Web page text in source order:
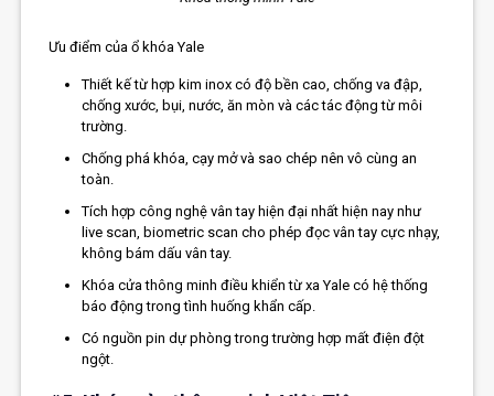
Ưu điểm của ổ khóa Yale
Thiết kế từ hợp kim inox có độ bền cao, chống va đập,
chống xước, bụi, nước, ăn mòn và các tác động từ môi
trường.
Chống phá khóa, cạy mở và sao chép nên vô cùng an
toàn.
Tích hợp công nghệ vân tay hiện đại nhất hiện nay như
live scan, biometric scan cho phép đọc vân tay cực nhạy,
không bám dấu vân tay.
Khóa cửa thông minh điều khiển từ xa Yale có hệ thống
báo động trong tình huống khẩn cấp.
Có nguồn pin dự phòng trong trường hợp mất điện đột
ngột.